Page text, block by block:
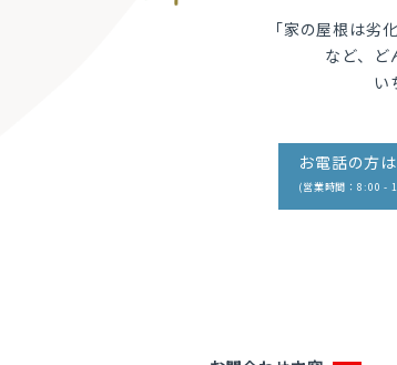
「家の屋根は劣
など、ど
い
お電話の方
(営業時間：8:00 -